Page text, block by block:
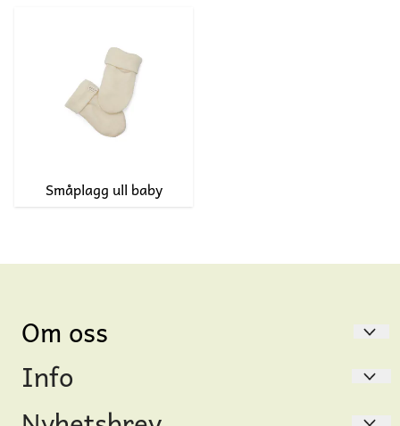
Småplagg ull baby
Om oss
Gåsungen
Info
Hvem er vi?